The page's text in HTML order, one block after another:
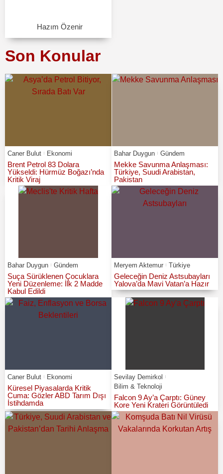
Hazım Özenir
Son Konular
Caner Bulut Ekonomi
Brent Petrol 83 Dolara
Yükseldi: Hürmüz Boğazı’nda
Kritik Viraj
Bahar Duygun Gündem
Mekke Savunma Anlaşması:
Türkiye, Suudi Arabistan,
Pakistan
Bahar Duygun Gündem
Suça Sürüklenen Çocuklara
Yeni Düzenleme: İlk 2 Madde
Kabul Edildi
Meryem Aktemur Türkiye
Geleceğin Deniz Astsubayları
Yalova’da Mavi Vatan’a Hazır
Caner Bulut Ekonomi
Küresel Piyasalarda Kritik
Cuma: Gözler ABD Tarım Dışı
İstihdamda
Sevilay Demirkol
Bilim & Teknoloji
Falcon 9 Ay’a Çarptı: Güney
Kore Yeni Krateri Görüntüledi